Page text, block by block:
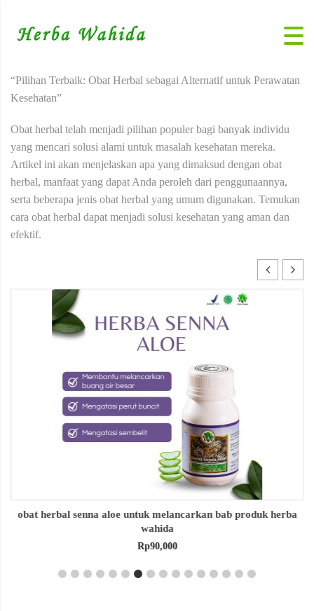
“Pilihan Terbaik: Obat Herbal sebagai Alternatif untuk Perawatan
Kesehatan”
Obat herbal telah menjadi pilihan populer bagi banyak individu
yang mencari solusi alami untuk masalah kesehatan mereka.
Artikel ini akan menjelaskan apa yang dimaksud dengan obat
herbal, manfaat yang dapat Anda peroleh dari penggunaannya,
serta beberapa jenis obat herbal yang umum digunakan. Temukan
cara obat herbal dapat menjadi solusi kesehatan yang aman dan
efektif.
obat herbal senna aloe untuk melancarkan bab produk herba
wahida
Rp90,000